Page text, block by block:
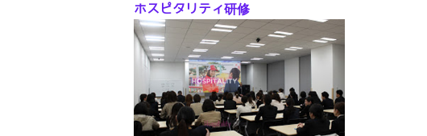
ホスピタリティ研修